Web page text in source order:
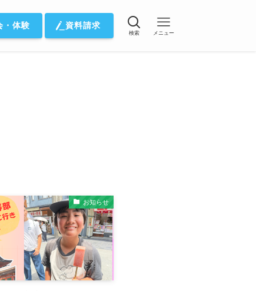
・体験 資料請求
検索 メニュー
お知らせ